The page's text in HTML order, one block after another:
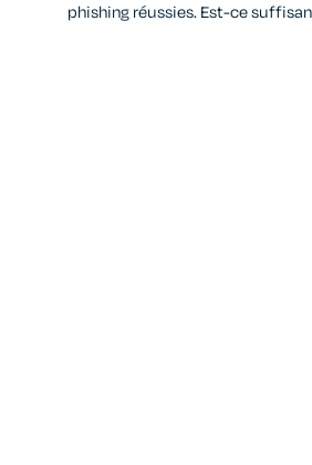
phishing réussies. Est-ce